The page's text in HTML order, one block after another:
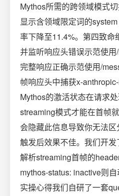
Mythos所需的跨领域模式
显示含领域限定词的
率下降至11.4%。第四致命
并监听响应头错误示范使
完整响应正确示范使用/
帧响应头中捕获x-
Mythos的激活状态在请求
streaming模式才能在首帧
会隐藏此信息导致你无法
触发后效果不佳。我们开
解析streaming首帧的
mythos-status: inactive则自
实操心得我们自研了一套